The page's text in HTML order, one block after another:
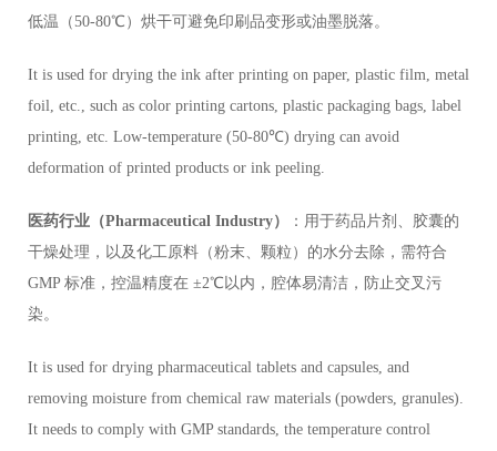
低温（50-80℃）烘干可避免印刷品变形或油墨脱落。
It is used for drying the ink after printing on paper, plastic film, metal
foil, etc., such as color printing cartons, plastic packaging bags, label
printing, etc. Low-temperature (50-80℃) drying can avoid
deformation of printed products or ink peeling.
医药行业（Pharmaceutical Industry）
：用于药品片剂、胶囊的
干燥处理，以及化工原料（粉末、颗粒）的水分去除，需符合
GMP 标准，控温精度在 ±2℃以内，腔体易清洁，防止交叉污
染。
It is used for drying pharmaceutical tablets and capsules, and
removing moisture from chemical raw materials (powders, granules).
It needs to comply with GMP standards, the temperature control